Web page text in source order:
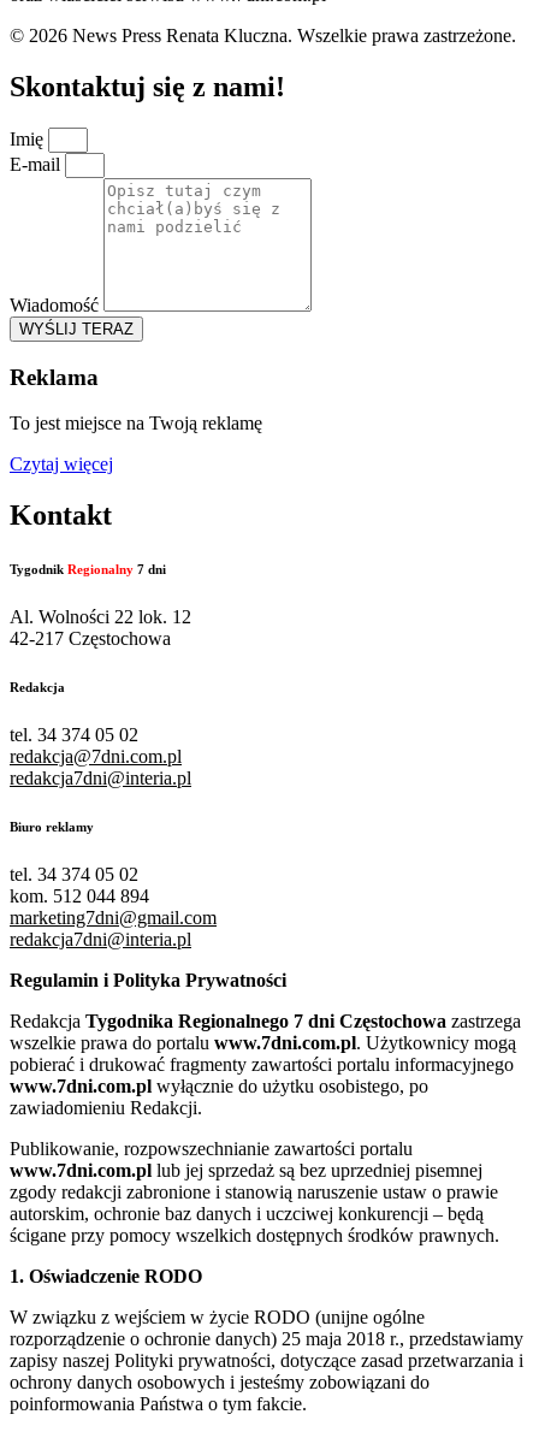
© 2026 News Press Renata Kluczna. Wszelkie prawa zastrzeżone.
Skontaktuj się z nami!
Imię
E-mail
Wiadomość
WYŚLIJ TERAZ
Reklama
To jest miejsce na Twoją reklamę
Czytaj więcej
Kontakt
Tygodnik Regionalny 7 dni
Al. Wolności 22 lok. 12
42-217 Częstochowa
Redakcja
tel. 34 374 05 02
redakcja@7dni.com.pl
redakcja7dni@interia.pl
Biuro reklamy
tel. 34 374 05 02
kom. 512 044 894
marketing7dni@gmail.com
redakcja7dni@interia.pl
Regulamin i Polityka Prywatności
Redakcja Tygodnika Regionalnego 7 dni Częstochowa zastrzega
wszelkie prawa do portalu www.7dni.com.pl. Użytkownicy mogą
pobierać i drukować fragmenty zawartości portalu informacyjnego
www.7dni.com.pl wyłącznie do użytku osobistego, po
zawiadomieniu Redakcji.
Publikowanie, rozpowszechnianie zawartości portalu
www.7dni.com.pl lub jej sprzedaż są bez uprzedniej pisemnej
zgody redakcji zabronione i stanowią naruszenie ustaw o prawie
autorskim, ochronie baz danych i uczciwej konkurencji – będą
ścigane przy pomocy wszelkich dostępnych środków prawnych.
1. Oświadczenie RODO
W związku z wejściem w życie RODO (unijne ogólne
rozporządzenie o ochronie danych) 25 maja 2018 r., przedstawiamy
zapisy naszej Polityki prywatności, dotyczące zasad przetwarzania i
ochrony danych osobowych i jesteśmy zobowiązani do
poinformowania Państwa o tym fakcie.